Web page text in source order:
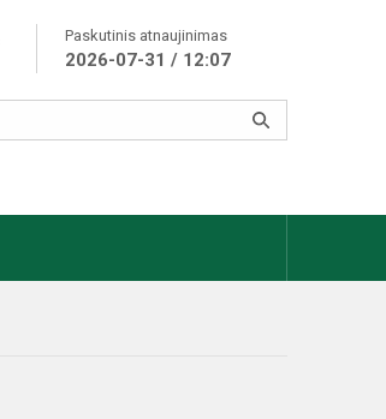
Paskutinis atnaujinimas
2026-07-31 / 12:07